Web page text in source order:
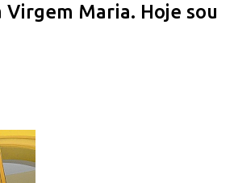
Maria. Hoje sou